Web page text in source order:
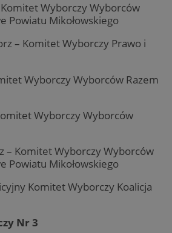
Wyborczy Wyborców
Powiatu Mikołowskiego
– Komitet Wyborczy Prawo i
Wyborczy Wyborców Razem
Wyborczy Wyborców
– Komitet Wyborczy Wyborców
Powiatu Mikołowskiego
Komitet Wyborczy Koalicja
Nr 3